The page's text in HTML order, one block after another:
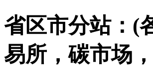
省区市分站：(
易所，碳市场